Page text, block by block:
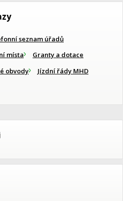
seznam úřadů
místa
Granty a dotace
obvody Jízdní řády MHD